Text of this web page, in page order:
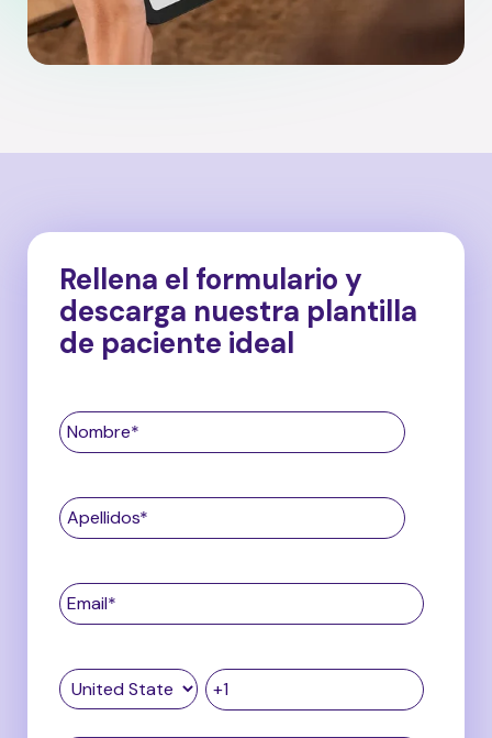
Rellena el formulario y
descarga nuestra plantilla
de paciente ideal